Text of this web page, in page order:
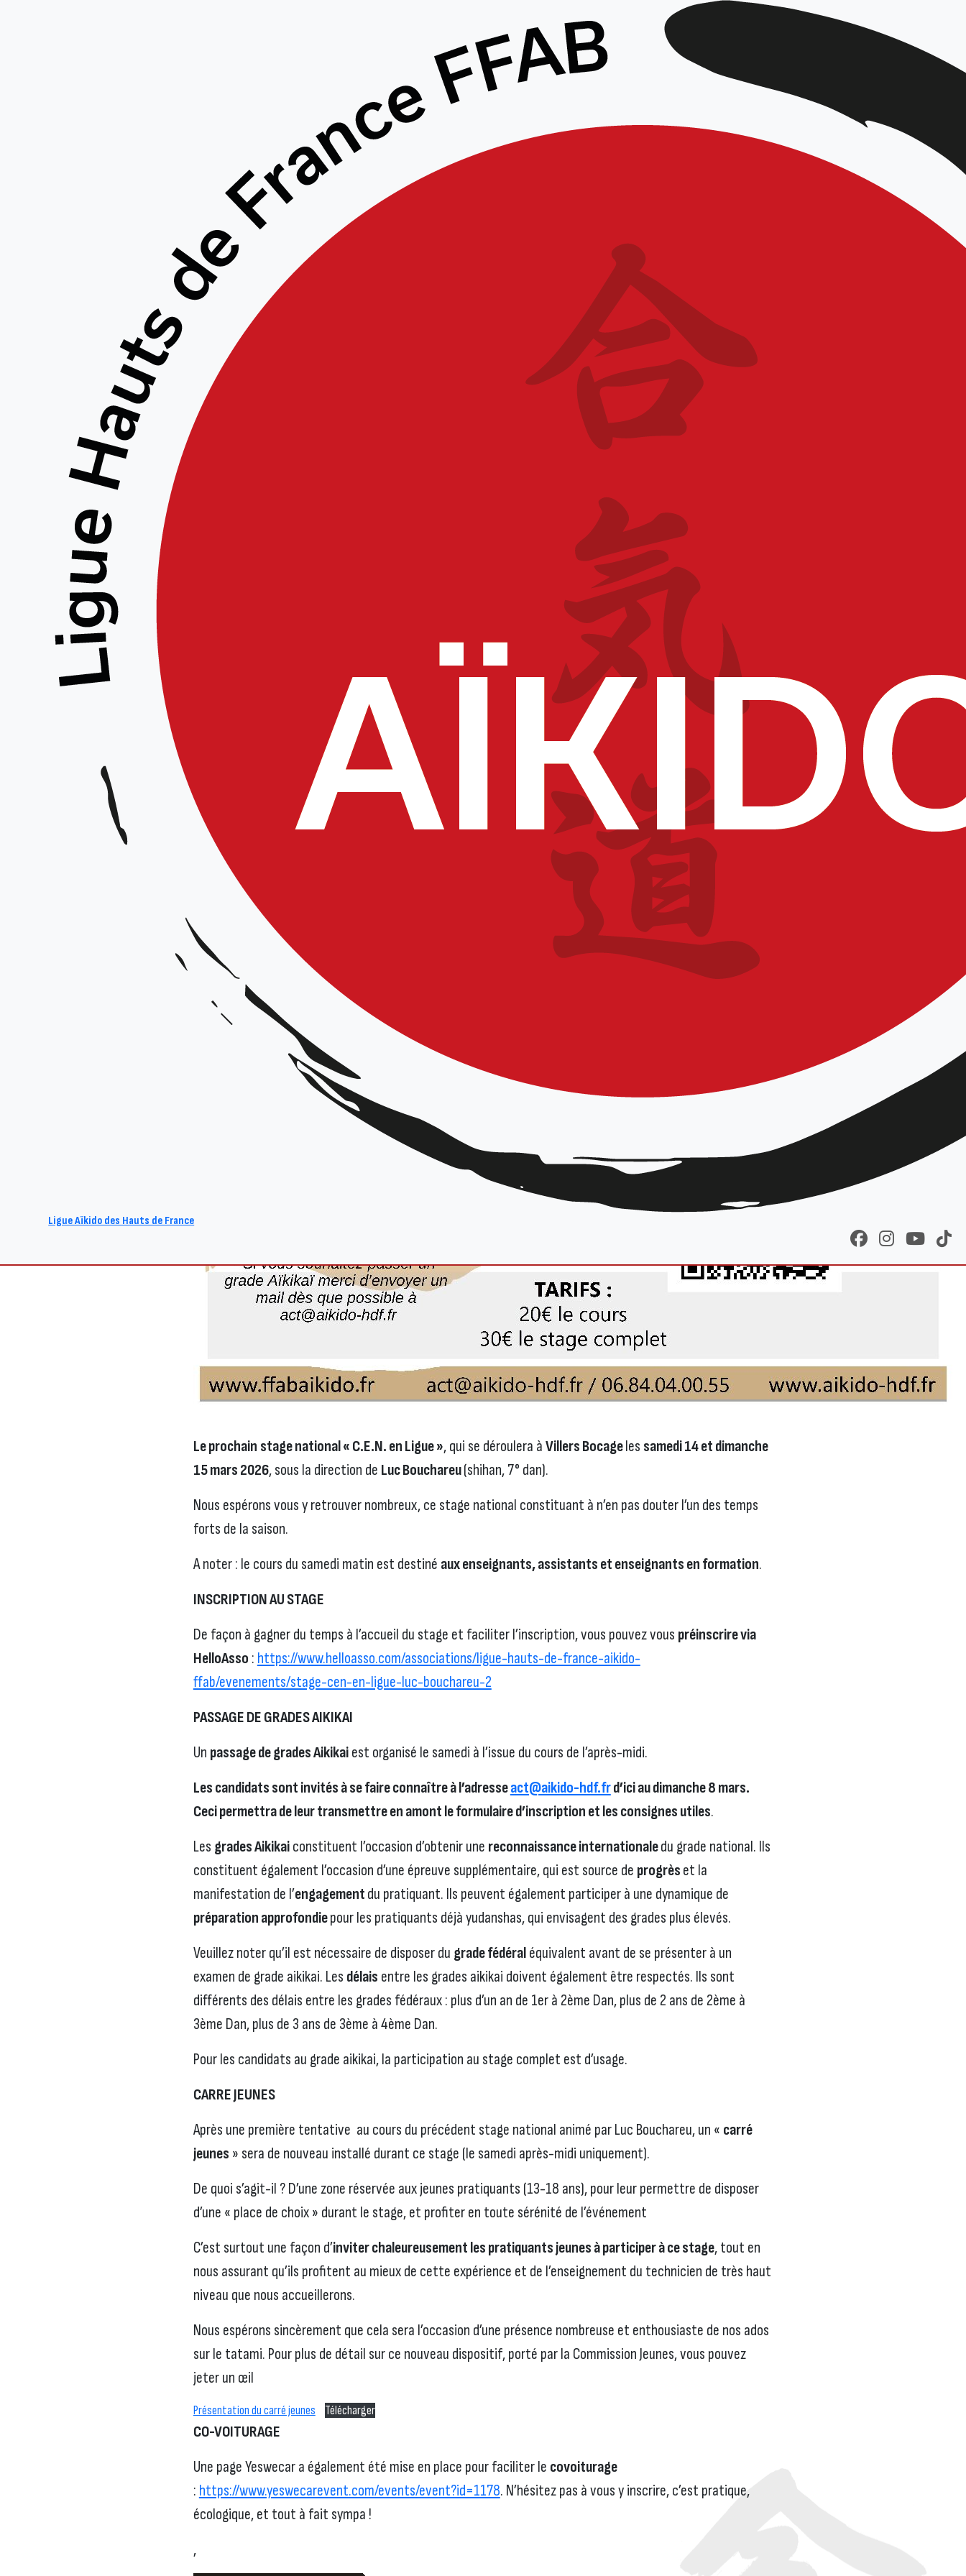
Ligue Aïkido des Hauts de France
STAGE CEN – LUC
BOUCHAREU 7° DAN – 14 & 15
Le prochain stage national « C.E.N. en Ligue », qui se déroulera àVillers Bocageles samedi 14 et dimanche
15 mars 2026, sous la direction de Luc Bouchareu(shihan, 7° dan).
Nous espérons vous y retrouver nombreux, ce stage national constituant à n’en pas douter l’un des temps
forts de la saison.
A noter : le cours du samedi matin est destiné aux enseignants, assistants et enseignants en formation.
INSCRIPTION AU STAGE
De façon à gagner du temps à l’accueil du stage et faciliter l’inscription, vous pouvez vous préinscrire via
HelloAsso : https://www.helloasso.com/associations/ligue-hauts-de-france-aikido-
ffab/evenements/stage-cen-en-ligue-luc-bouchareu-2
PASSAGE DE GRADES AIKIKAI
Un passage de grades Aikikaiest organisé le samedi à l’issue du cours de l’après-midi.
Les candidats sont invités à se faire connaître à l’adresseact@aikido-hdf.frd’ici au dimanche 8 mars.
Ceci permettra de leur transmettre en amont le formulaire d’inscription et les consignes utiles.
Les grades Aikikaiconstituent l’occasion d’obtenir une reconnaissance internationaledu grade national. Ils
constituent également l’occasion d’une épreuve supplémentaire, qui est source de progrèset la
manifestation de l’engagementdu pratiquant. Ils peuvent également participer à une dynamique de
préparation approfondiepour les pratiquants déjà yudanshas, qui envisagent des grades plus élevés.
Veuillez noter qu’il est nécessaire de disposer du grade fédéraléquivalent avant de se présenter à un
examen de grade aikikai. Les délais entre les grades aikikai doivent également être respectés. Ils sont
différents des délais entre les grades fédéraux : plus d’un an de 1er à 2ème Dan, plus de 2 ans de 2ème à
3ème Dan, plus de 3 ans de 3ème à 4ème Dan.
Pour les candidats au grade aikikai, la participation au stage complet est d’usage.
CARRE JEUNES
Après une première tentative au cours du précédent stage national animé par Luc Bouchareu, un « carré
jeunes » sera de nouveau installé durant ce stage (le samedi après-midi uniquement).
De quoi s’agit-il ? D’une zone réservée aux jeunes pratiquants (13-18 ans), pour leur permettre de disposer
d’une « place de choix » durant le stage, et profiter en toute sérénité de l’événement
C’est surtout une façon d’inviter chaleureusement les pratiquants jeunes à participer à ce stage, tout en
nous assurant qu’ils profitent au mieux de cette expérience et de l’enseignement du technicien de très haut
niveau que nous accueillerons.
Nous espérons sincèrement que cela sera l’occasion d’une présence nombreuse et enthousiaste de nos ados
sur le tatami. Pour plus de détail sur ce nouveau dispositif, porté par la Commission Jeunes, vous pouvez
jeter un œil
Présentation du carré jeunes Télécharger
CO-VOITURAGE
Une page Yeswecar a également été mise en place pour faciliter le covoiturage
: https://www.yeswecarevent.com/events/event?id=1178. N’hésitez pas à vous y inscrire, c’est pratique,
écologique, et tout à fait sympa !
,